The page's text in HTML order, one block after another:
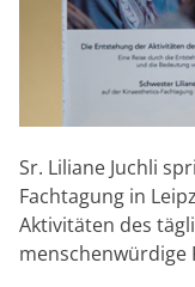
Sr. Liliane Juchli
Fachtagung in
Aktivitäten des
menschenwürdige